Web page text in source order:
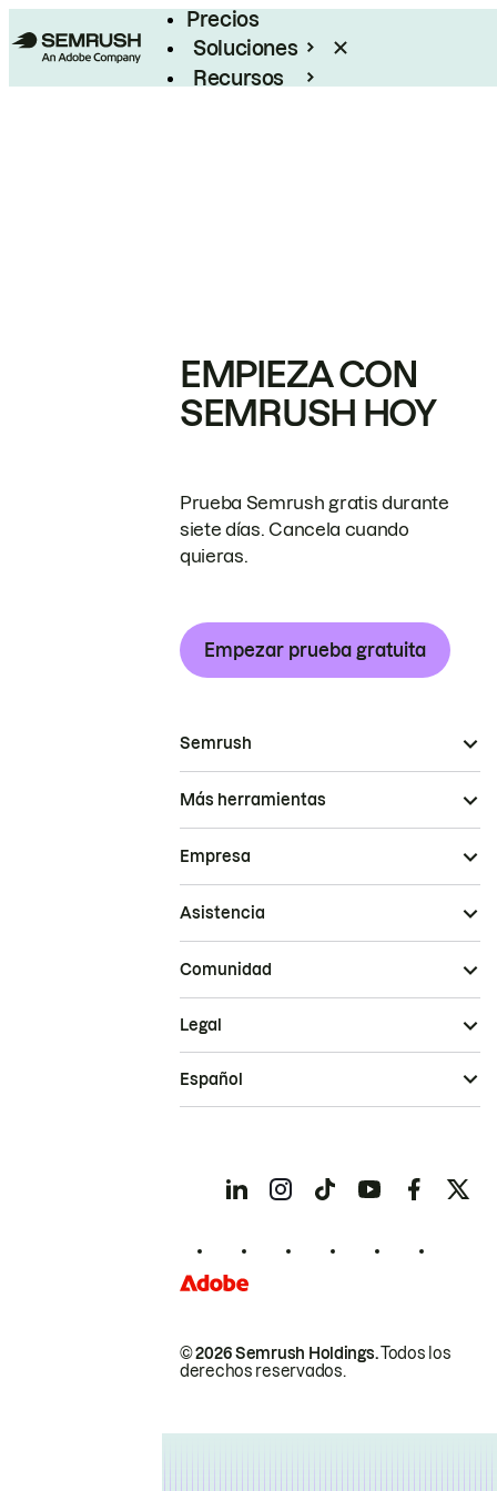
Precios
Soluciones
Recursos
EMPIEZA CON
SEMRUSH HOY
Prueba Semrush gratis durante
siete días. Cancela cuando
quieras.
Empezar prueba gratuita
Semrush
Más herramientas
Empresa
Asistencia
Comunidad
© 2026 Semrush Holdings.Todos los
derechos reservados.
Legal
Español